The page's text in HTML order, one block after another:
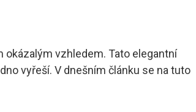
vzhledem. Tato elegantní
vyřeší. V dnešním článku se na tuto